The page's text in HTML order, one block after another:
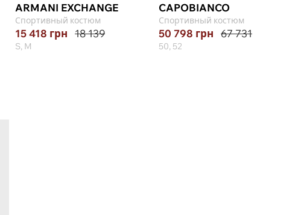
ARMANI EXCHANGE
Спортивный костюм
15 418 грн 18 139
S, M
CAPOBIANCO
Спортивный костюм
50 798 грн 67 731
50, 52